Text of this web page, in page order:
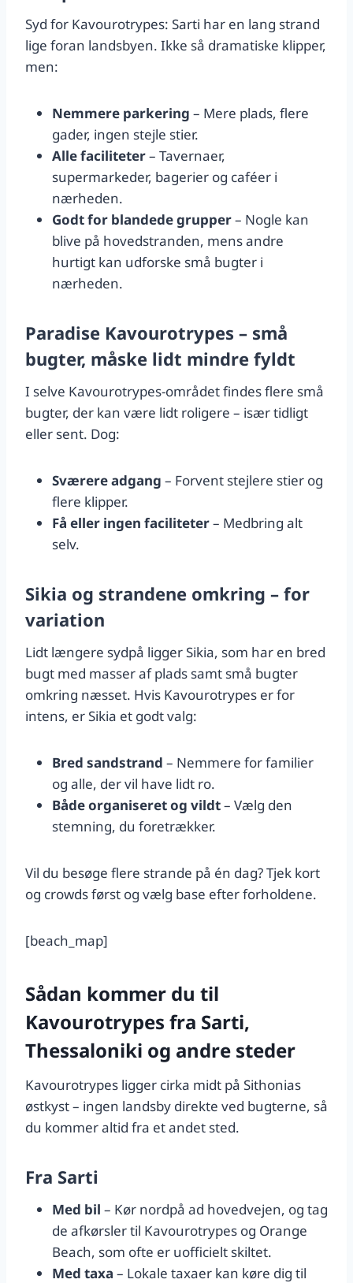
Syd for Kavourotrypes: Sarti har en lang strand
lige foran landsbyen. Ikke så dramatiske klipper,
men:
Nemmere parkering – Mere plads, flere
gader, ingen stejle stier.
Alle faciliteter– Tavernaer,
supermarkeder, bagerier og caféer i
nærheden.
Godt for blandede grupper– Nogle kan
blive på hovedstranden, mens andre
hurtigt kan udforske små bugter i
nærheden.
Paradise Kavourotrypes – små
bugter, måske lidt mindre fyldt
I selve Kavourotrypes-området findes flere små
bugter, der kan være lidt roligere – især tidligt
eller sent. Dog:
Sværere adgang – Forvent stejlere stier og
flere klipper.
Få eller ingen faciliteter– Medbring alt
selv.
Sikia og strandene omkring – for
variation
Lidt længere sydpå ligger Sikia, som har en bred
bugt med masser af plads samt små bugter
omkring næsset. Hvis Kavourotrypes er for
intens, er Sikia et godt valg:
Bred sandstrand – Nemmere for familier
og alle, der vil have lidt ro.
Både organiseret og vildt– Vælg den
stemning, du foretrækker.
Vil du besøge flere strande på én dag? Tjek kort
og crowds først og vælg base efter forholdene.
[beach_map]
Sådan kommer du til
Kavourotrypes fra Sarti,
Thessaloniki og andre steder
Kavourotrypes ligger cirka midt på Sithonias
østkyst – ingen landsby direkte ved bugterne, så
du kommer altid fra et andet sted.
Fra Sarti
Med bil – Kør nordpå ad hovedvejen, og tag
de afkørsler til Kavourotrypes og Orange
Beach, som ofte er uofficielt skiltet.
Med taxa – Lokale taxaer kan køre dig til